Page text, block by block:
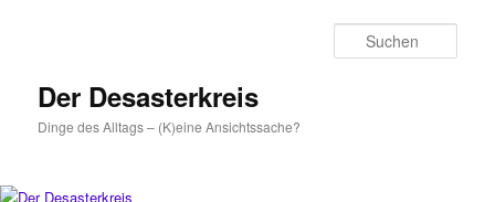
Der Desasterkreis
Dinge des Alltags – (K)eine Ansichtssache?